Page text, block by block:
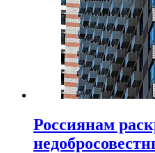
Россиянам